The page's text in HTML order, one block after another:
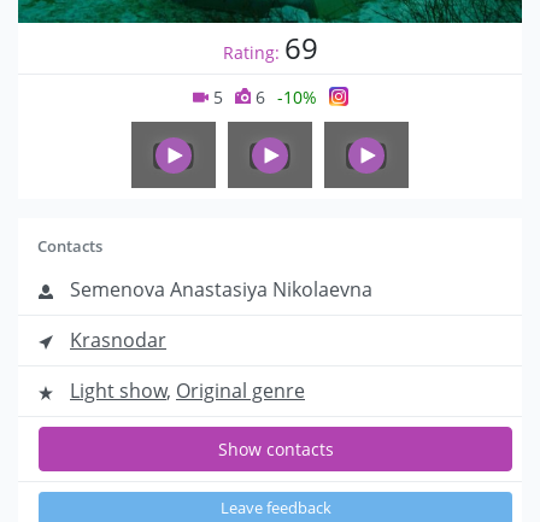
Rating: 69
5 6 -10%
Contacts
Semenova Anastasiya Nikolaevna
Krasnodar
Light show, Original genre
Show contacts
Leave feedback